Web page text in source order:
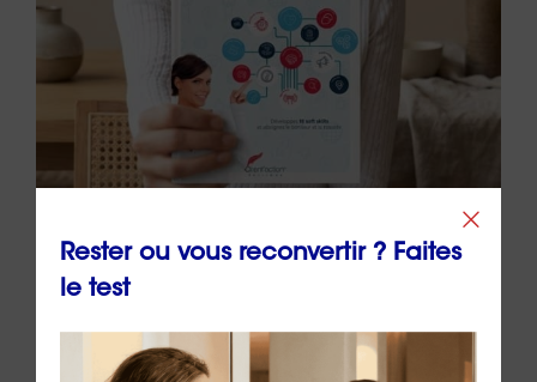
👉 Comprendre ses soft skills, c’est bien. Les
à l’action avec une méthode claire, puissante et
immédiatement applicable.
Rester ou vous reconvertir ? Faites
le test